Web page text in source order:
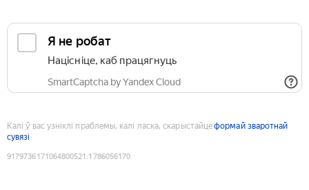
Я не робат
Націсніце, каб працягнуць
SmartCaptcha by Yandex Cloud
Калі ў вас узніклі праблемы, калі ласка, скарыстайцеформай зваротнай
сувязі
9179736171064800521 :1786056170